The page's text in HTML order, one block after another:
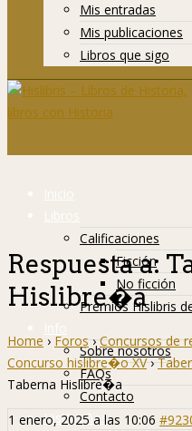
Mis entradas
Mis publicaciones
Libros que sigo
Inicio
Libros
Calificaciones
Ficción
No ficción
Premios Hislibris
Info
Sobre nosotros
FAQs
Contacto
Hislibreños
Respuesta a:
Hislibre�a
Home › Foros › Concursos de
Concurso hislibre�o XV ›
Taberna Hislibre�a
1 enero, 2025 a las 10:06